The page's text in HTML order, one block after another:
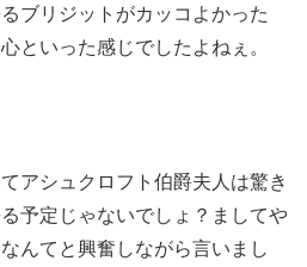
ブリジットがカッコよかった
といった感じでしたよねぇ。
アシュクロフト伯爵夫人は驚き
予定じゃないでしょ？ましてや
んてと興奮しながら言いまし